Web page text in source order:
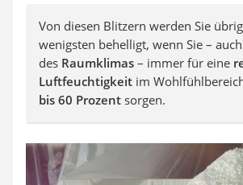
Von diesen Blitzern werden Sie
wenigsten behelligt, wenn Sie –
des Raumklimas – immer für eine
Luftfeuchtigkeit im
bis 60 Prozent sorgen.